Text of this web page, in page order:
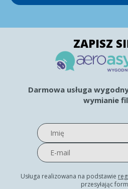
ZAPISZ
Darmowa usługa
wymianie
Usługa realizowana na podstawie
przesyłając